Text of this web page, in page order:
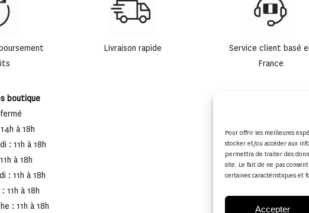
Pour offrir les meilleures
stocker et/ou accéder aux
permettra de traiter des
site. Le fait de ne pas
certaines caractéristiques et
Accepter
Livraison rapide
Service client basé
France
boutique
à 18h
: 11h à 18h
à 18h
: 11h à 18h
11h à 18h
: 11h à 18h